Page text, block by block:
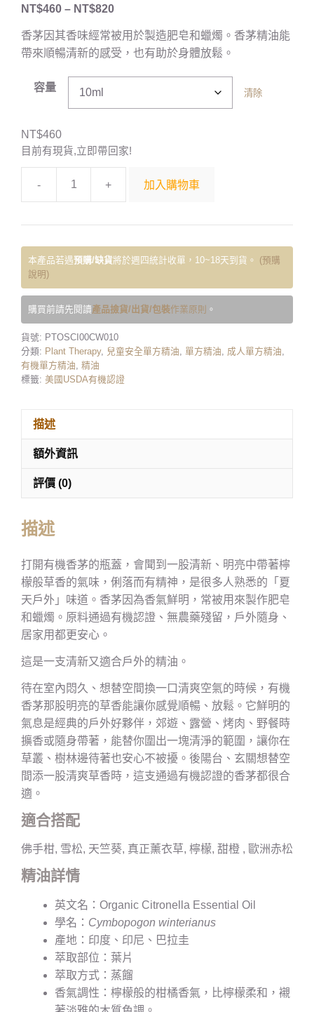
NT$460 – NT$820
香茅因其香味經常被用於製造肥皂和蠟燭。香茅精油能
帶來順暢清新的感受 ，也有助於身體放鬆。
容量 清除
NT$460
目前有現貨,立即帶回家!
- + 加入購物車
本產品若遇預購/缺貨將於週四統計收單，10~18天到貨。 (預購
說明)
購買前請先閱讀產品撿貨/出貨/包裝作業原則 。
貨號: PTOSCI00CW010
分類: Plant Therapy, 兒童安全單方精油, 單方精油, 成人單方精油,
有機單方精油, 精油
標籤: 美國USDA有機認證
描述
額外資訊
評價 (0)
描述
打開有機香茅的瓶蓋，會聞到一股清新、明亮中帶著檸
檬般草香的氣味，俐落而有精神，是很多人熟悉的「夏
天戶外」味道。香茅因為香氣鮮明，常被用來製作肥皂
和蠟燭。原料通過有機認證、無農藥殘留，戶外隨身、
居家用都更安心。
這是一支清新又適合戶外的精油。
待在室內悶久、想替空間換一口清爽空氣的時候，有機
香茅那股明亮的草香能讓你感覺順暢、放鬆。它鮮明的
氣息是經典的戶外好夥伴，郊遊、露營、烤肉、野餐時
擴香或隨身帶著，能替你圍出一塊清淨的範圍，讓你在
草叢、樹林邊待著也安心不被擾。後陽台、玄關想替空
間添一股清爽草香時，這支通過有機認證的香茅都很合
適。
適合搭配
佛手柑, 雪松, 天竺葵, 真正薰衣草, 檸檬, 甜橙 , 歐洲赤松
精油詳情
英文名：Organic Citronella Essential Oil
學名： Cymbopogon winterianus
產地：印度、印尼、巴拉圭
萃取部位：葉片
萃取方式：蒸餾
香氣調性：檸檬般的柑橘香氣，比檸檬柔和，襯